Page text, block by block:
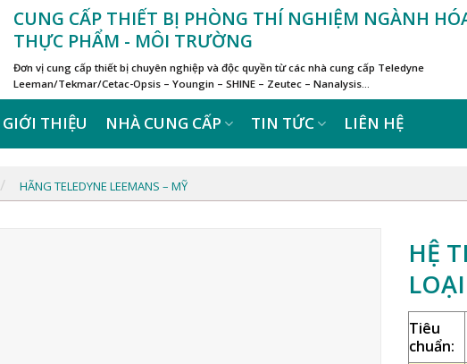
CUNG CẤP THIẾT BỊ PHÒNG THÍ NGHIỆM NGÀNH
THỰC PHẨM - MÔI TRƯỜNG
Đơn vị cung cấp thiết bị chuyên nghiệp và độc quyền từ các nhà cung cấp Teledyne
Leeman/Tekmar/Cetac-Opsis – Youngin – SHINE – Zeutec – Nanalysis…
GIỚI THIỆU NHÀ CUNG CẤP TIN TỨC LIÊN HỆ
/ HÃNG TELEDYNE LEEMANS – MỸ
HỆ
Tiêu
chuẩn: